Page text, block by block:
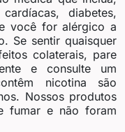
diabetes,
você for alérgico a
Se sentir quaisquer
colaterais, pare
e consulte um
nicotina são
Nossos produtos
fumar e não foram